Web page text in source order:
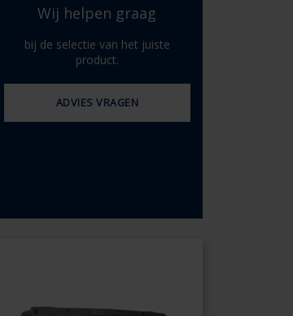
Wij helpen graag
bij de selectie van het juiste
product.
ADVIES VRAGEN